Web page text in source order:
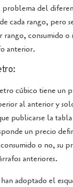
del
cada rango, pero
consumido o
anterior.
cúbico tiene un
al anterior y
publicarse la
un precio
o no, su
anteriores.
adoptado el